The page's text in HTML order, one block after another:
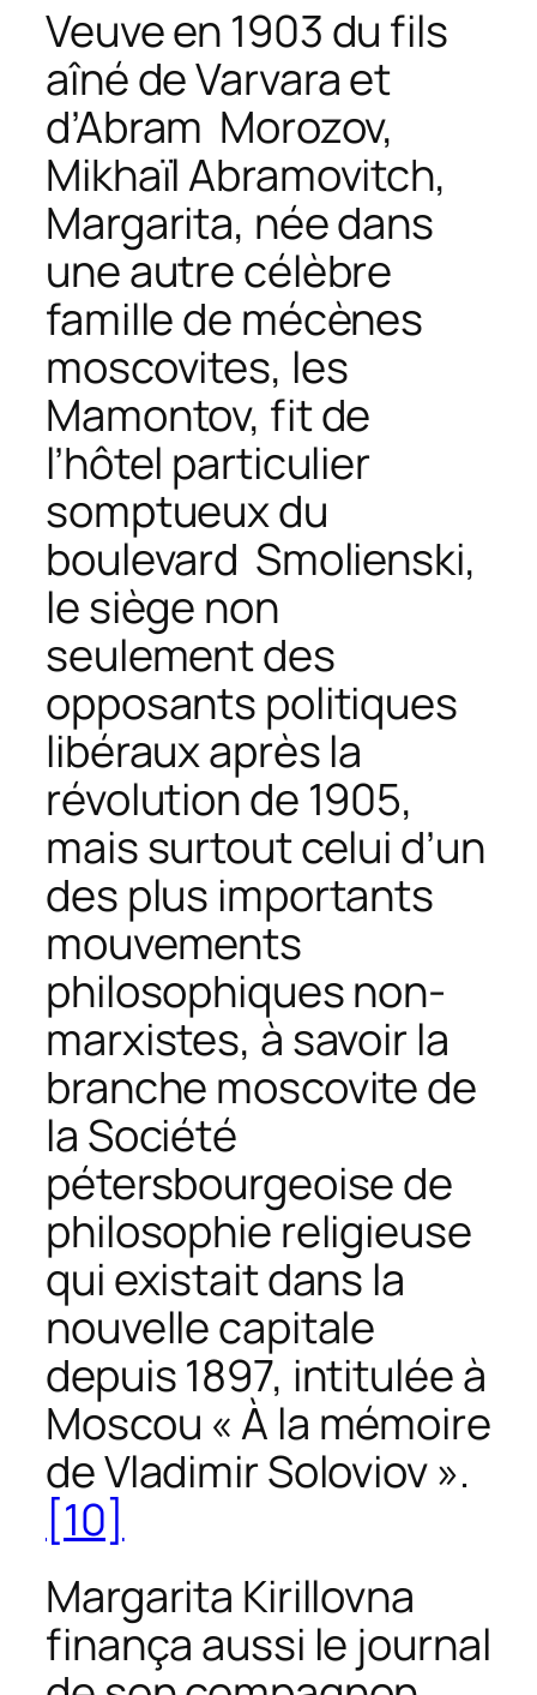
Veuve en 1903 du fils
aîné de Varvara et
d’Abram Morozov,
Mikhaïl Abramovitch,
Margarita, née dans
une autre célèbre
famille de mécènes
moscovites, les
Mamontov, fit de
l’hôtel particulier
somptueux du
boulevard Smolienski,
le siège non
seulement des
opposants politiques
libéraux après la
révolution de 1905,
mais surtout celui d’un
des plus importants
mouvements
philosophiques non-
marxistes, à savoir la
branche moscovite de
la Société
pétersbourgeoise de
philosophie religieuse
qui existait dans la
nouvelle capitale
depuis 1897, intitulée à
Moscou « À la mémoire
de Vladimir Soloviov ».
[10]
Margarita Kirillovna
finança aussi le journal